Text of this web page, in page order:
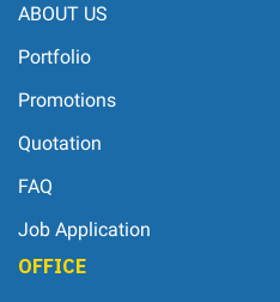
ABOUT US
Portfolio
Promotions
Quotation
FAQ
Job Application
OFFICE